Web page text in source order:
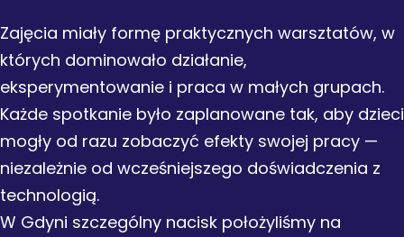
Zajęcia miały formę praktycznych warsztatów, w
których dominowało działanie,
eksperymentowanie i praca w małych grupach.
Każde spotkanie było zaplanowane tak, aby dzieci
mogły od razu zobaczyć efekty swojej pracy —
niezależnie od wcześniejszego doświadczenia z
technologią.
W Gdyni szczególny nacisk położyliśmy na